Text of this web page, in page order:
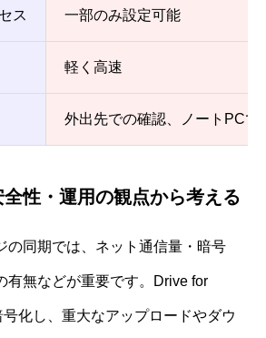
ス 一部のみ設定可能
軽く高速
外出先での確認、ノートPCで
性・運用の観点から考える
の同期では、ネット通信量・暗号
有無などが重要です。Drive for
化し、重大なアップロードやダウ